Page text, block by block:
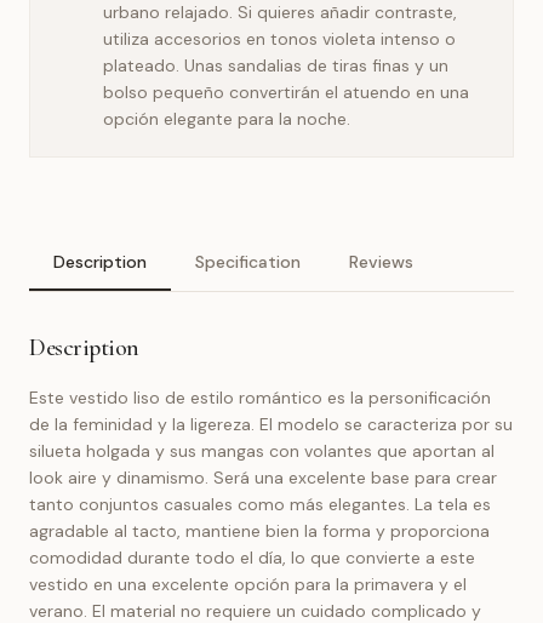
urbano relajado. Si quieres añadir contraste,
utiliza accesorios en tonos violeta intenso o
plateado. Unas sandalias de tiras finas y un
bolso pequeño convertirán el atuendo en una
opción elegante para la noche.
Description Specification Reviews
Description
Este vestido liso de estilo romántico es la personificación
de la feminidad y la ligereza. El modelo se caracteriza por su
silueta holgada y sus mangas con volantes que aportan al
look aire y dinamismo. Será una excelente base para crear
tanto conjuntos casuales como más elegantes. La tela es
agradable al tacto, mantiene bien la forma y proporciona
comodidad durante todo el día, lo que convierte a este
vestido en una excelente opción para la primavera y el
verano. El material no requiere un cuidado complicado y